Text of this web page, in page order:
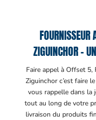
ZIGUINCHOR –
Faire appel à Offset
Ziguinchor c’est faire
vous rappelle dans la
tout au long de votre
livraison du produits